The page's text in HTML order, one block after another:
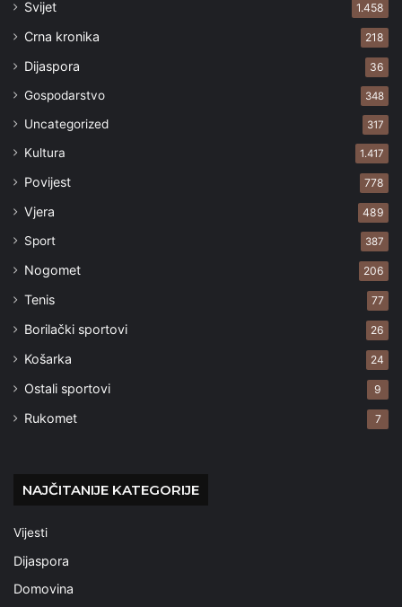
Svijet 1.458
Crna kronika 218
Dijaspora 36
Gospodarstvo 348
Uncategorized 317
Kultura 1.417
Povijest 778
Vjera 489
Sport 387
Nogomet 206
Tenis 77
Borilački sportovi 26
Košarka 24
Ostali sportovi 9
Rukomet 7
NAJČITANIJE KATEGORIJE
Vijesti
Dijaspora
Domovina